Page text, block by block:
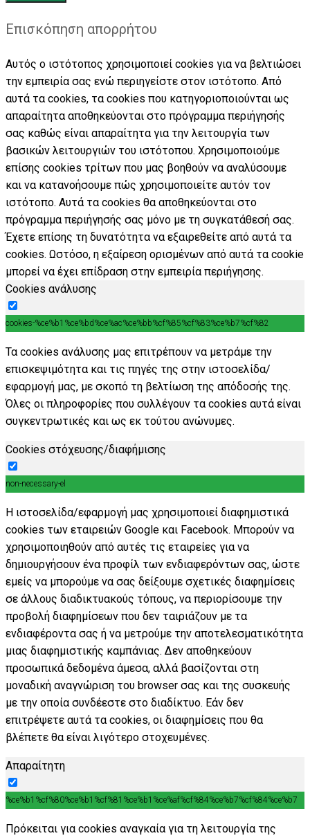
Επισκόπηση απορρήτου
Αυτός ο ιστότοπος χρησιμοποιεί cookies για να βελτιώσει
την εμπειρία σας ενώ περιηγείστε στον ιστότοπο. Από
αυτά τα cookies, τα cookies που κατηγοριοποιούνται ως
απαραίτητα αποθηκεύονται στο πρόγραμμα περιήγησής
σας καθώς είναι απαραίτητα για την λειτουργία των
βασικών λειτουργιών του ιστότοπου. Χρησιμοποιούμε
επίσης cookies τρίτων που μας βοηθούν να αναλύσουμε
και να κατανοήσουμε πώς χρησιμοποιείτε αυτόν τον
ιστότοπο. Αυτά τα cookies θα αποθηκεύονται στο
πρόγραμμα περιήγησής σας μόνο με τη συγκατάθεσή σας.
Έχετε επίσης τη δυνατότητα να εξαιρεθείτε από αυτά τα
cookies. Ωστόσο, η εξαίρεση ορισμένων από αυτά τα cookie
μπορεί να έχει επίδραση στην εμπειρία περιήγησης.
Cookies ανάλυσης
cookies-%ce%b1%ce%bd%ce%ac%ce%bb%cf%85%cf%83%ce%b7%cf%82
Τα cookies ανάλυσης μας επιτρέπουν να μετράμε την
επισκεψιμότητα και τις πηγές της στην ιστοσελίδα/
εφαρμογή μας, με σκοπό τη βελτίωση της απόδοσής της.
Όλες οι πληροφορίες που συλλέγουν τα cookies αυτά είναι
συγκεντρωτικές και ως εκ τούτου ανώνυμες.
Cookies στόχευσης/διαφήμισης
non-necessary-el
Η ιστοσελίδα/εφαρμογή μας χρησιμοποιεί διαφημιστικά
cookies των εταιρειών Google και Facebook. Μπορούν να
χρησιμοποιηθούν από αυτές τις εταιρείες για να
δημιουργήσουν ένα προφίλ των ενδιαφερόντων σας, ώστε
εμείς να μπορούμε να σας δείξουμε σχετικές διαφημίσεις
σε άλλους διαδικτυακούς τόπους, να περιορίσουμε την
προβολή διαφημίσεων που δεν ταιριάζουν με τα
ενδιαφέροντα σας ή να μετρούμε την αποτελεσματικότητα
μιας διαφημιστικής καμπάνιας. Δεν αποθηκεύουν
προσωπικά δεδομένα άμεσα, αλλά βασίζονται στη
μοναδική αναγνώριση του browser σας και της συσκευής
με την οποία συνδέεστε στο διαδίκτυο. Εάν δεν
επιτρέψετε αυτά τα cookies, οι διαφημίσεις που θα
βλέπετε θα είναι λιγότερο στοχευμένες.
Απαραίτητη
%ce%b1%cf%80%ce%b1%cf%81%ce%b1%ce%af%cf%84%ce%b7%cf%84%ce%b7
Πρόκειται για cookies αναγκαία για τη λειτουργία της